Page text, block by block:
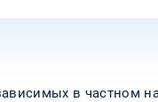
в частном